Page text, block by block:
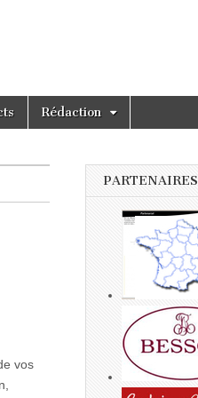
Rédaction
vos
PARTENAIRES